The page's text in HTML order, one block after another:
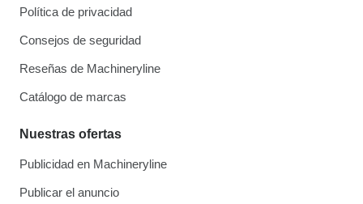
Política de privacidad
Consejos de seguridad
Reseñas de Machineryline
Catálogo de marcas
Nuestras ofertas
Publicidad en Machineryline
Publicar el anuncio